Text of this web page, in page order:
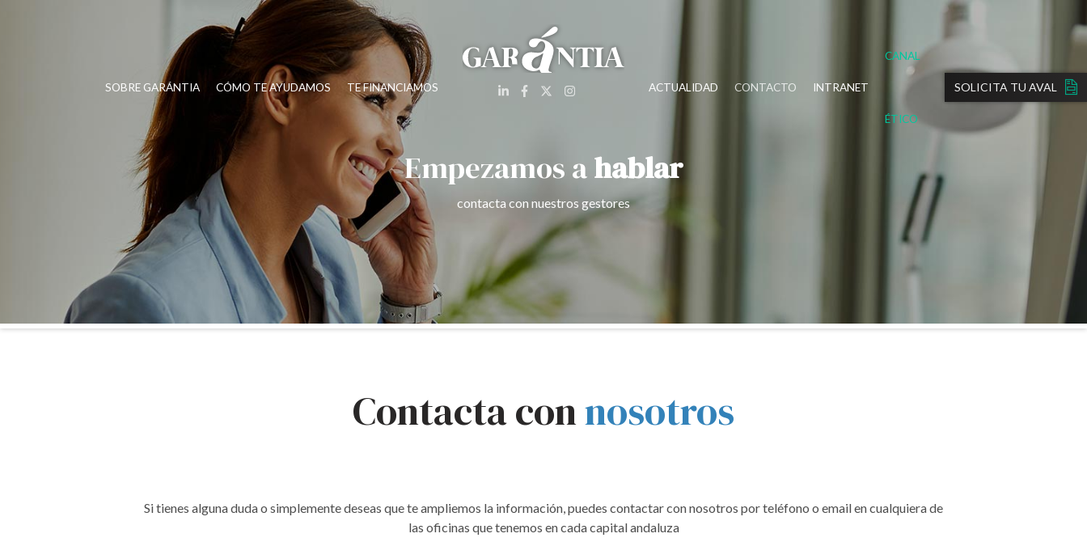
SOBRE GARÁNTIA CÓMO TE AYUDAMOS TE FINANCIAMOS ACTUALIDAD CONTACTO INTRANET
CANAL
ÉTICO
SOLICITA TU AVAL
Empezamos ahablar
contacta con nuestros gestores
Contacta connosotros
Si tienes alguna duda o simplemente deseas que te ampliemos la información, puedes contactar con nosotros por teléfono o email en cualquiera de
las oficinas que tenemos en cada capital andaluza